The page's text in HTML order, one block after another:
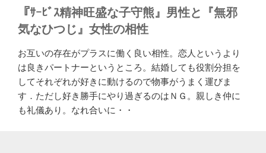
『ｻｰﾋﾞｽ精神旺盛な子守熊』男性と『無邪
気なひつじ』女性の相性
お互いの存在がプラスに働く良い相性。恋人というより
は良きパートナーというところ。結婚しても役割分担を
してそれぞれが好きに動けるので物事がうまく運びま
す．ただし好き勝手にやり過ぎるのはＮＧ。親しき仲に
も礼儀あり。なれ合いに・・